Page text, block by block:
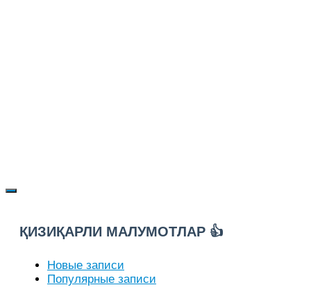
ҚИЗИҚАРЛИ МАЛУМОТЛАР 👍
Новые записи
Популярные записи